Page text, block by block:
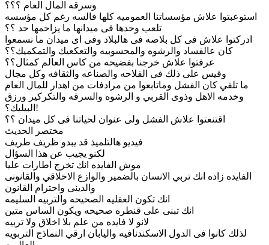
وسرقه المال العام ؟؟؟
استوعبتوا علاش مؤسساتنا العموميه كلها فالسه رغم كل مؤسسه
تلعب وحدها فى ميدانها ما يزاحمها حد ؟؟
ادركتوا علاش فى كل بلاصه فى هالبلاد وفى اى ميدان ما نسمعوا
كان عالفساد والرشوه والمحسوبيه والتعكعيك والتمكميك؟؟
عرفتوا علاش خرجنا بفضيحه من كاس العالم كمثال؟؟
وقيس على ذلك فى الفلاحه والصناعه والثقافه وكل مجال
ما تلقي كان الفشل وماتابعوا من مرادفات من اهدار للمال العام
وخدمه الاهل وذوى القربي و الرشوه والسرقه والتكركير ورزق
البيليك؟!
اقتنعتوا علاش الفشل ولى عنوان لحياتنا فى كل ميدان ؟؟
مختصر الحديث
فيديو هالتلميذ قد يبدو ظريف طريف
لكنو يجيب عن هذا السؤال
موش الفايده انك تخرج اطارات عليا
الفايده زاده انك تربي الانسان بالضمير والوازع الاخلاقي والقانونى
والدينى واحترام القانون
انك تكون العقليه الصحيحه والتربيه السليمه
انك تبنى على قنطره صحيحه ويكون الساس متين
لانو لا فايده من علم بلا اخلاق ولا تربيه
لذلك كانوا فى الدول الاسكندنافيه واليابان ارقي النماذج التربويه